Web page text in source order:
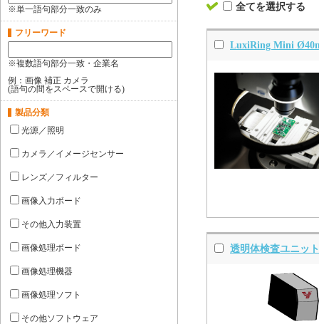
全てを選択する
LuxiRing Mini
透明体検査ユニッ
※単一語句部分一致のみ
フリーワード
※複数語句部分一致・企業名
例：画像 補正 カメラ
(語句の間をスペースで開ける)
製品分類
光源／照明
カメラ／イメージセンサー
レンズ／フィルター
画像入力ボード
その他入力装置
画像処理ボード
画像処理機器
画像処理ソフト
その他ソフトウェア